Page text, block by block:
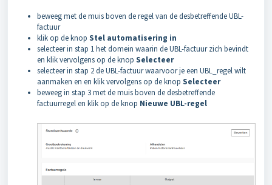
beweeg met de muis boven de regel van de desbetreffende UBL-
factuur
klik op deknop Stel automatisering in
selecteer in stap 1 het domein waarin de UBL-factuur zich bevindt
en klik vervolgens op de knop Selecteer
selecteer in stap 2 de UBL-factuur waarvoor je een UBL_regel wilt
aanmaken en en klik vervolgens op de knop Selecteer
beweeg in stap 3 met de muis boven de desbetreffende
factuurregel en klik op de knop Nieuwe UBL-regel